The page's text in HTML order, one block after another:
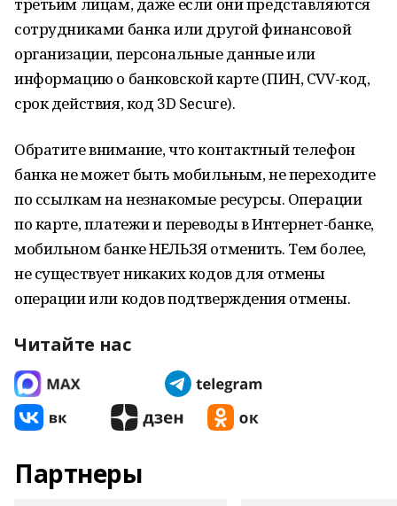
сотрудниками банка или другой финансовой
организации, персональные данные или
информацию о банковской карте (ПИН, СVV-код,
срок действия, код 3D Secure).
Обратите внимание, что контактный телефон
банка не может быть мобильным, не переходите
по ссылкам на незнакомые ресурсы. Операции
по карте, платежи и переводы в Интернет-банке,
мобильном банке НЕЛЬЗЯ отменить. Тем более,
не существует никаких кодов для отмены
операции или кодов подтверждения отмены.
Читайте нас
Партнеры